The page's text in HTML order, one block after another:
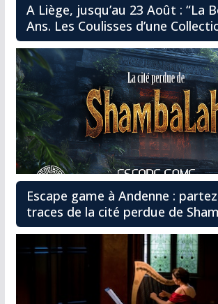
A Liège, jusqu’au 23 Août : “La
Ans. Les Coulisses d’une
Escape game à Andenne :
traces de la cité perdue de